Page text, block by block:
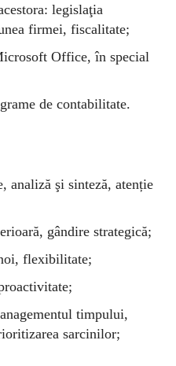
legislaţia
firmei, fiscalitate;
Office, în special
de contabilitate.
analiză şi sinteză, atenție
gândire strategică;
flexibilitate;
timpului,
sarcinilor;